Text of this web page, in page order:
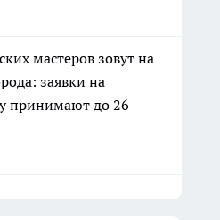
мастеров зовут на
заявки на
принимают до 26